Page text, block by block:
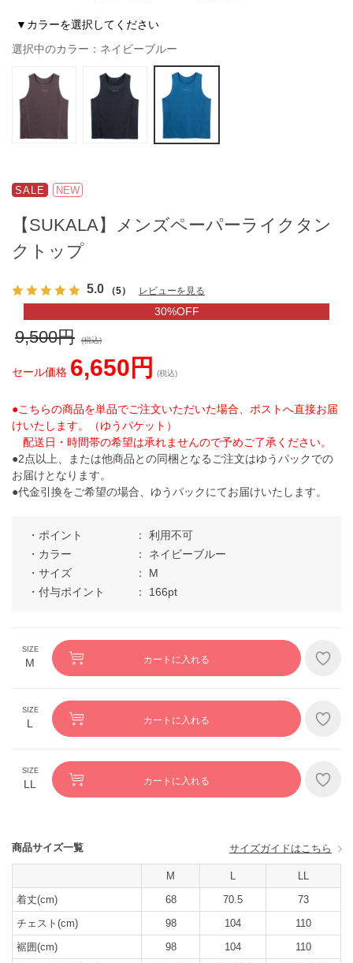
▼カラーを選択してください
選択中のカラー：ネイビーブルー
SALE NEW
【SUKALA】メンズペーパーライクタン
クトップ
5.0 （5） レビューを見る
30%OFF
9,500円 (税込)
セール価格 6,650円 (税込)
●こちらの商品を単品でご注文いただいた場合、ポストへ直接お届
けいたします。（ゆうパケット）
配送日・時間帯の希望は承れませんので予めご了承ください。
●2点以上、または他商品との同梱となるご注文はゆうパックでの
お届けとなります。
●代金引換をご希望の場合、ゆうパックにてお届けいたします。
ポイント
利用不可
カラー
ネイビーブルー
サイズ
M
付与ポイント
166pt
M カートに入れる
L カートに入れる
LL カートに入れる
商品サイズ一覧 サイズガイドはこちら
M
着丈(cm)
68 70.5
73
チェスト(cm)
98 104
110
裾囲(cm)
98 104
110